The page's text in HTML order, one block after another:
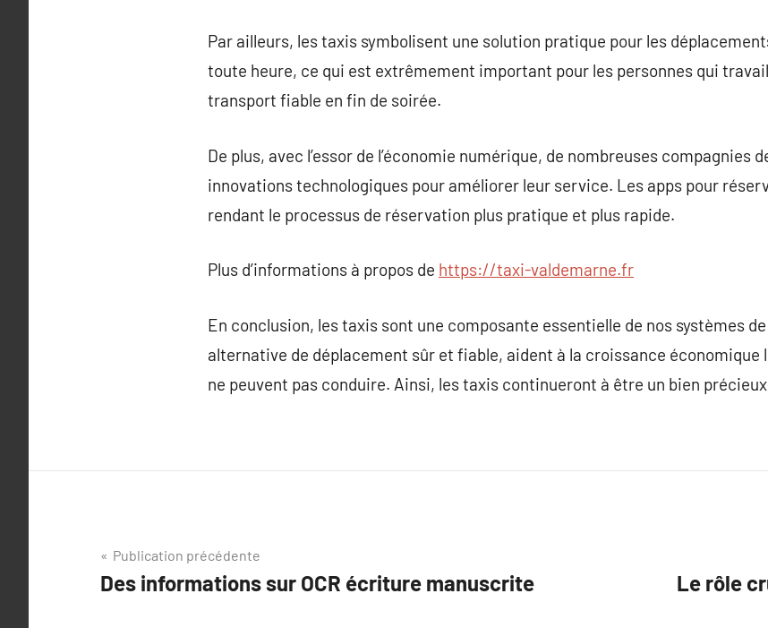
Par ailleurs, les taxis symbolisent une solution pratique pour les
toute heure, ce qui est extrêmement important pour les personnes qui
transport fiable en fin de soirée.
De plus, avec l’essor de l’économie numérique, de nombreuses compagnies
innovations technologiques pour améliorer leur service. Les apps pour
rendant le processus de réservation plus pratique et plus rapide.
Plus d’informations à propos de https://taxi-valdemarne.fr
En conclusion, les taxis sont une composante essentielle de nos systèmes
alternative de déplacement sûr et fiable, aident à la croissance économique
ne peuvent pas conduire. Ainsi, les taxis continueront à être un bien
Navigation
de
Publication précédente
Des informations sur OCR écriture manuscrite
Le rôle